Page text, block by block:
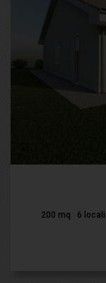
200 mq 6 locali